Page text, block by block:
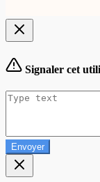
Signaler cet
Envoyer